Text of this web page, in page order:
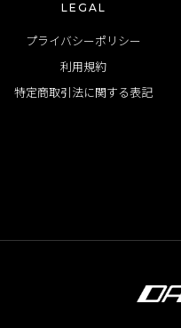
LEGAL
プライバシーポリシー
利用規約
特定商取引法に関する表記